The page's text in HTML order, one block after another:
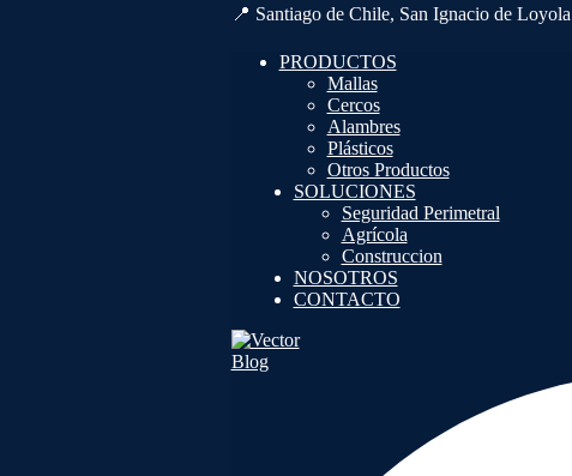
📍 Santiago de Chile, San Ignacio de
PRODUCTOS
Mallas
Cercos
Alambres
Plásticos
Otros Productos
SOLUCIONES
Seguridad Perimetral
Agrícola
Construccion
NOSOTROS
CONTACTO
Blog